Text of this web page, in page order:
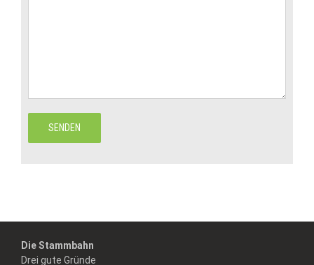
Die Stammbahn
Drei gute Gründe